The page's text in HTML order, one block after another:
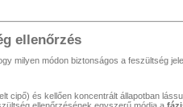
ellenőrzés
milyen módon biztonságos a feszültség
cipő) és kellően koncentrált állapotban